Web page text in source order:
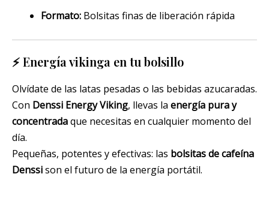
Formato: Bolsitas finas de liberación rápida
⚡ Energía vikinga en tu bolsillo
Olvídate de las latas pesadas o las bebidas azucaradas.
Con Denssi Energy Viking, llevas la energía pura y
concentradaque necesitas en cualquier momento del
día.
Pequeñas, potentes y efectivas: las bolsitas de cafeína
Denssison el futuro de la energía portátil.